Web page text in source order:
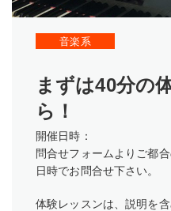
音楽系
まずは40分の
ら！
開催日時：
問合せフォームよりご都
日時でお問合せ下さい。
体験レッスンは、説明を